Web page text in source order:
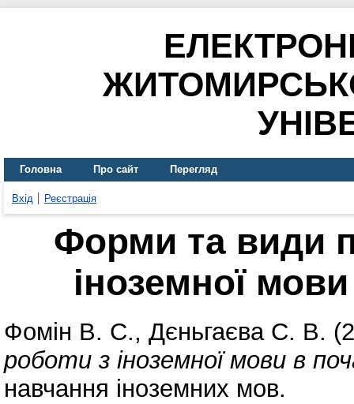
Головна Про сайт Перегляд
Вхід Реєстрація
Форми та види
іноземної
Фомін В. С., Дєньгаєва С. В.
роботи з іноземної мови в
навчання іноземних мов.